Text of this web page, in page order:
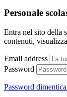
Personale
Entra nel sito della
contenuti,
Email address
Password
Password